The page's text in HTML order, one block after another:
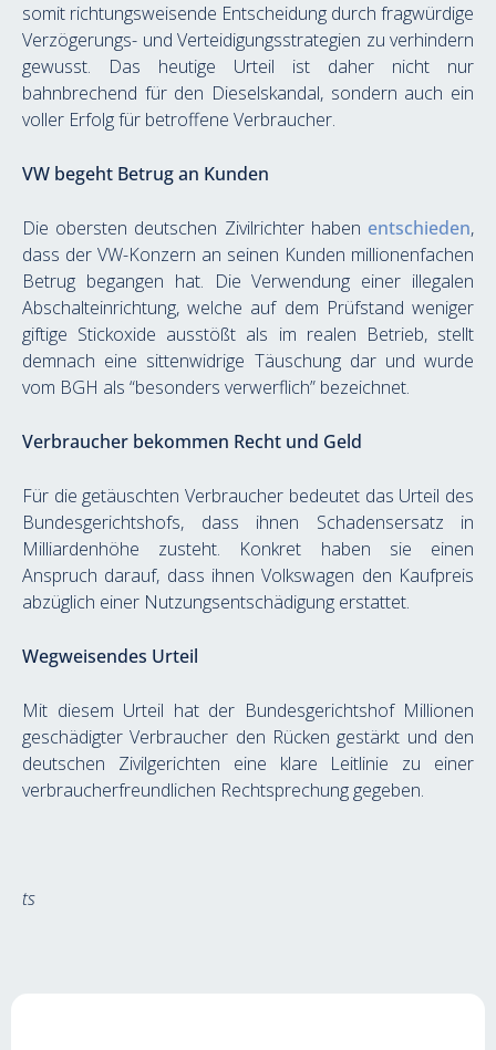
somit richtungsweisende Entscheidung durch fragwürdige
Verzögerungs- und Verteidigungsstrategien zu verhindern
gewusst. Das heutige Urteil ist daher nicht nur
bahnbrechend für den Dieselskandal, sondern auch ein
voller Erfolg für betroffene Verbraucher.
VW begeht Betrug an Kunden
Die obersten deutschen Zivilrichter haben entschieden,
dass der VW-Konzern an seinen Kunden millionenfachen
Betrug begangen hat. Die Verwendung einer illegalen
Abschalteinrichtung, welche auf dem Prüfstand weniger
giftige Stickoxide ausstößt als im realen Betrieb, stellt
demnach eine sittenwidrige Täuschung dar und wurde
vom BGH als “besonders verwerflich” bezeichnet.
Verbraucher bekommen Recht und Geld
Für die getäuschten Verbraucher bedeutet das Urteil des
Bundesgerichtshofs, dass ihnen Schadensersatz in
Milliardenhöhe zusteht. Konkret haben sie einen
Anspruch darauf, dass ihnen Volkswagen den Kaufpreis
abzüglich einer Nutzungsentschädigung erstattet.
Wegweisendes Urteil
Mit diesem Urteil hat der Bundesgerichtshof Millionen
geschädigter Verbraucher den Rücken gestärkt und den
deutschen Zivilgerichten eine klare Leitlinie zu einer
verbraucherfreundlichen Rechtsprechung gegeben.
ts